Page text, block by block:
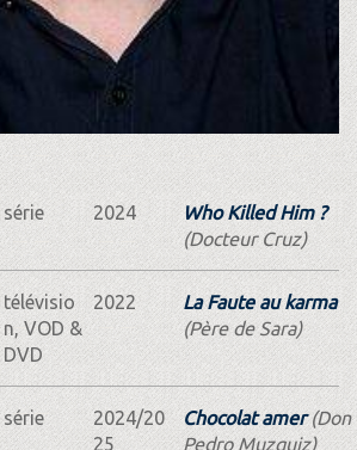
série 2024
Who Killed Him ?
(Docteur Cruz)
télévisio
n, VOD &
DVD
2022
La Faute au karma
(Père de Sara)
série
2024/20
25
Chocolat amer(Don
Pedro Muzquiz)